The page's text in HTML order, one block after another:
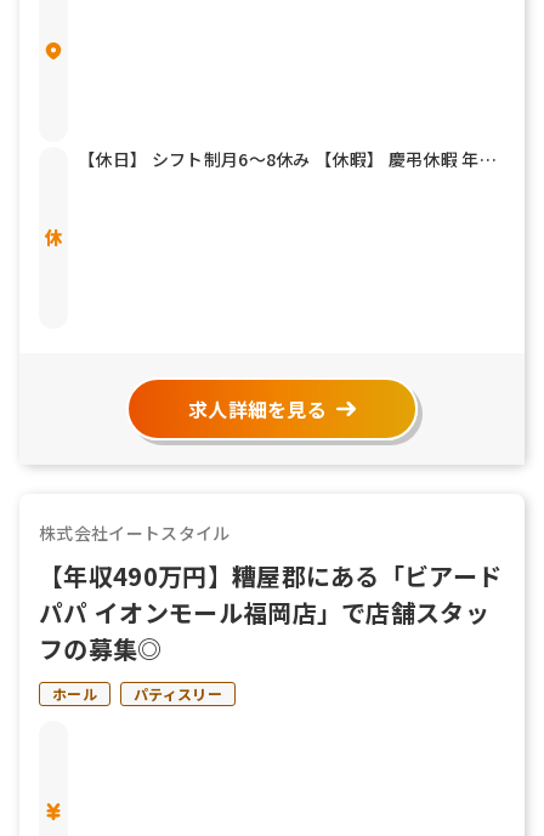
【休日】 シフト制月6～8休み 【休暇】 慶弔休暇 年末
求人詳細を見る
株式会社イートスタイル
【年収490万円】糟屋郡にある「ビアード
パパ イオンモール福岡店」で店舗スタッ
フの募集◎
ホール パティスリー